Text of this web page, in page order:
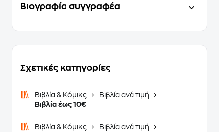
Βιογραφία συγγραφέα
Σχετικές κατηγορίες
Βιβλία & Κόμικς
Βιβλία ανά τιμή
Βιβλία έως 10€
Βιβλία & Κόμικς
Βιβλία ανά τιμή